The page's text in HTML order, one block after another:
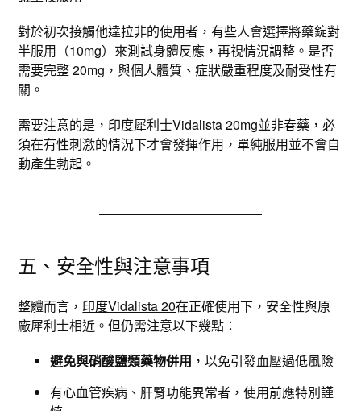
對於初次接觸他達拉非的使用者，有些人會選擇將藥錠對
半服用（10mg）來測試身體反應，再視情況調整。是否
需要完整 20mg，與個人體質、症狀嚴重程度及耐受性有
關。
需要注意的是， 印度犀利士Vidalista 20mg並非春藥，必
須在有性刺激的情況下才會發揮作用，單純服用並不會自
動產生勃起。
五、安全性與注意事項
整體而言， 印度Vidalista 20在正確使用下，安全性與原
廠犀利士相近。但仍需注意以下幾點：
避免與硝酸鹽類藥物併用 ，以免引發血壓過低風險
有心血管疾病、肝腎功能異常者，使用前應特別謹